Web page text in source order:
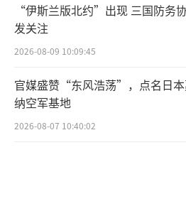
“伊斯兰版北约”出现 三国防务
发关注
2026-08-09 10:09:45
官媒盛赞“东风浩荡”，点名日
纳空军基地
2026-08-07 10:40:02